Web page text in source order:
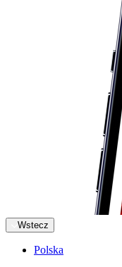
Wstecz
Polska